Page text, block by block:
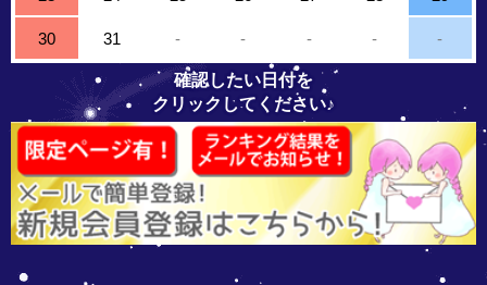
30 31 - - - - -
確認したい日付を
クリックしてください♪